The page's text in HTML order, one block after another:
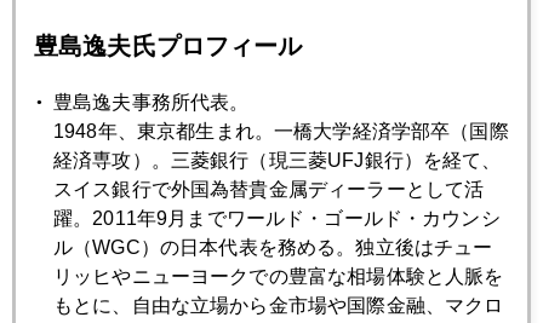
どちらが正しい、ＦＲＢか市場か
2015年01月28日
ギリシャに接近するロシア
2015年01月27日
豊島逸夫氏プロフィール
豊島逸夫事務所代表。
1948年、東京都生まれ。一橋大学経済学部卒（国際
経済専攻）。三菱銀行（現三菱UFJ銀行）を経て、
スイス銀行で外国為替貴金属ディーラーとして活
躍。2011年9月までワールド・ゴールド・カウンシ
ル（WGC）の日本代表を務める。独立後はチュー
リッヒやニューヨークでの豊富な相場体験と人脈を
もとに、自由な立場から金市場や国際金融、マクロ